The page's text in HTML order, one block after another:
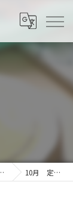
10月 定休日